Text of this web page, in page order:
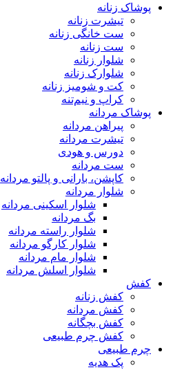
پوشاک زنانه
تیشرت زنانه
ست خانگی زنانه
ست زنانه
شلوار زنانه
شلوارک زنانه
کت و شومیز زنانه
کراپ و نیم‌تنه
پوشاک مردانه
پیراهن مردانه
تیشرت مردانه
دورس و هودی
ست مردانه
کاپشن، بارانی و پالتو مردانه
شلوار مردانه
شلوار اسکینی مردانه
بگ مردانه
شلوار راسته مردانه
شلوار کارگو مردانه
شلوار مام مردانه
شلوار اسلش مردانه
کفش
کفش زنانه
کفش مردانه
کفش بچگانه
کفش چرم طبیعی
چرم طبیعی
پک هدیه